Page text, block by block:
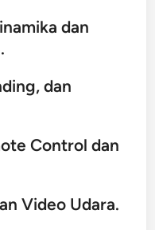
dan
dan
Control dan
Video Udara.